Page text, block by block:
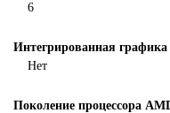
6
Интегрированная графика
Нет
Поколение процессора